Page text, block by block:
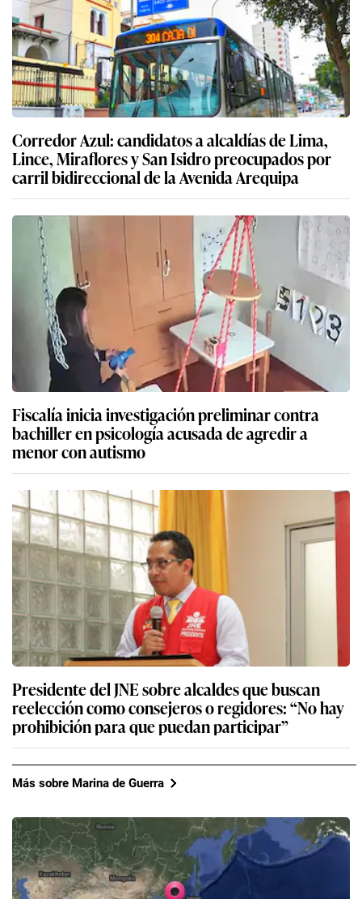
Corredor Azul: candidatos a alcaldías de Lima,
Lince, Miraflores y San Isidro preocupados por
carril bidireccional de la Avenida Arequipa
Fiscalía inicia investigación preliminar contra
bachiller en psicología acusada de agredir a
menor con autismo
Presidente del JNE sobre alcaldes que buscan
reelección como consejeros o regidores: “No hay
prohibición para que puedan participar”
Más sobre Marina de Guerra